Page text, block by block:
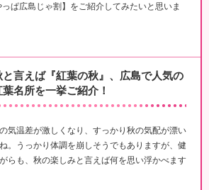
ぱ広島じゃ割】をご紹介してみたいと思いま
と言えば『紅葉の秋』、広島で人気の
葉名所を一挙ご紹介！
気温差が激しくなり、すっかり秋の気配が漂い
。うっかり体調を崩しそうでもありますが、健
らも、秋の楽しみと言えば何を思い浮かべます